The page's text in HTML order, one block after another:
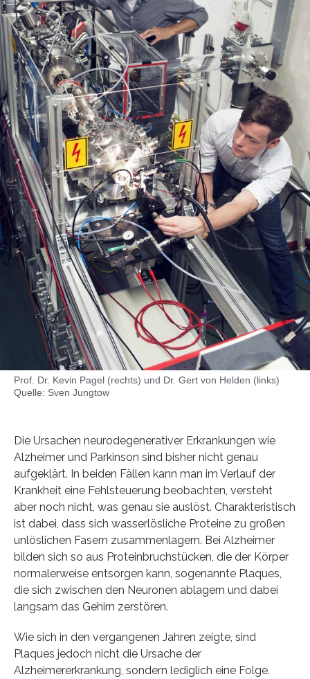
Prof. Dr. Kevin Pagel (rechts) und Dr. Gert von Helden (links)
Quelle: Sven Jungtow
Die Ursachen neurodegenerativer Erkrankungen wie
Alzheimer und Parkinson sind bisher nicht genau
aufgeklärt. In beiden Fällen kann man im Verlauf der
Krankheit eine Fehlsteuerung beobachten, versteht
aber noch nicht, was genau sie auslöst. Charakteristisch
ist dabei, dass sich wasserlösliche Proteine zu großen
unlöslichen Fasern zusammenlagern. Bei Alzheimer
bilden sich so aus Proteinbruchstücken, die der Körper
normalerweise entsorgen kann, sogenannte Plaques,
die sich zwischen den Neuronen ablagern und dabei
langsam das Gehirn zerstören.
Wie sich in den vergangenen Jahren zeigte, sind
Plaques jedoch nicht die Ursache der
Alzheimererkrankung, sondern lediglich eine Folge.